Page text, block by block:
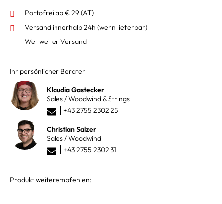
Portofrei ab € 29 (AT)
Versand innerhalb 24h (wenn lieferbar)
Weltweiter Versand
Ihr persönlicher Berater
Klaudia Gastecker
Sales / Woodwind & Strings
+43 2755 2302 25
Christian Salzer
Sales / Woodwind
+43 2755 2302 31
Produkt weiterempfehlen: